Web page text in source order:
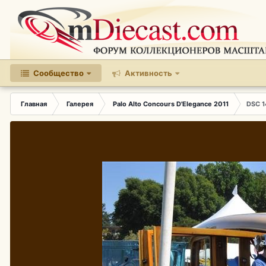
Сообщество Активность
Главная Галерея Palo Alto Concours D'Elegance 2011 DSC